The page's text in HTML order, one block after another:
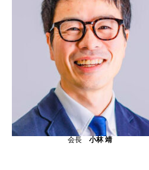
会長 小林 靖